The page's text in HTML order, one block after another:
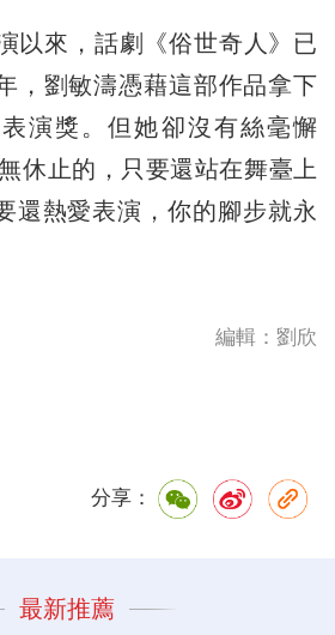
來，話劇《俗世奇人》已
，劉敏濤憑藉這部作品拿下
演獎。但她卻沒有絲毫懈
休止的，只要還站在舞臺上
還熱愛表演，你的腳步就永
編輯：劉欣
分享：
最新推薦